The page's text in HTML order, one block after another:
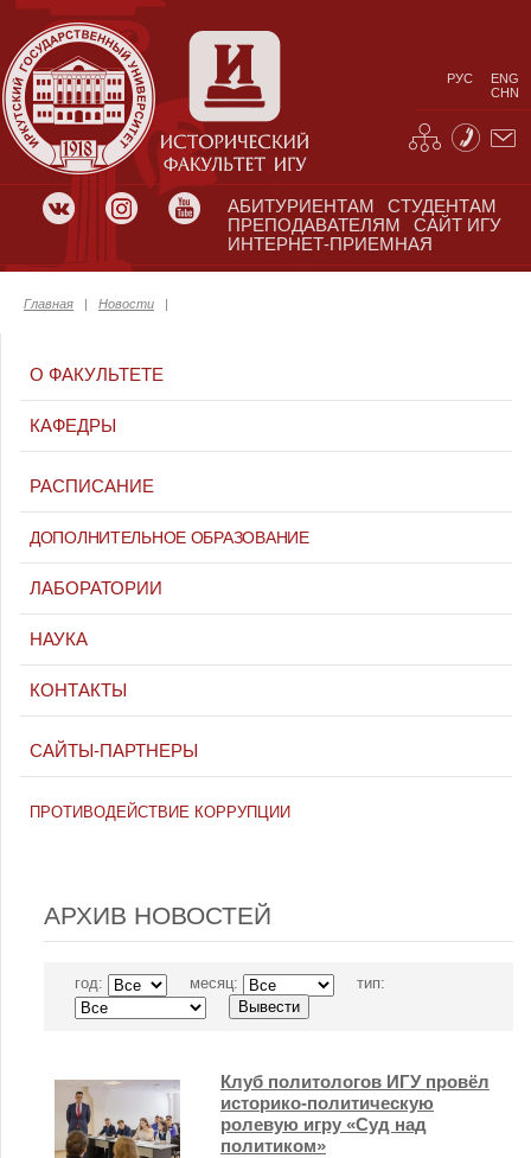
РУС
ENG
CHN
АБИТУРИЕНТАМ
СТУДЕНТАМ
ПРЕПОДАВАТЕЛЯМ
САЙТ ИГУ
ИНТЕРНЕТ-ПРИЕМНАЯ
Главная | Новости |
О ФАКУЛЬТЕТЕ
КАФЕДРЫ
РАСПИСАНИЕ
ДОПОЛНИТЕЛЬНОЕ ОБРАЗОВАНИЕ
ЛАБОРАТОРИИ
НАУКА
КОНТАКТЫ
САЙТЫ-ПАРТНЕРЫ
ПРОТИВОДЕЙСТВИЕ КОРРУПЦИИ
АРХИВ НОВОСТЕЙ
год: месяц: тип:
Клуб политологов ИГУ провёл
историко-политическую
ролевую игру «Суд над
политиком»